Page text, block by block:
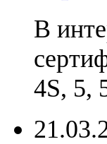
В
4S, 5,